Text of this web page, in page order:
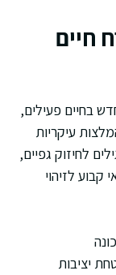
חיים
בחיים פעילים,
עיקריות
לחיזוק גפיים,
קבוע לזיהוי
יציבות